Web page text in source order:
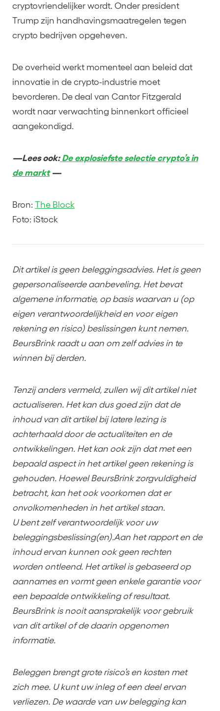
cryptovriendelijker wordt. Onder president
Trump zijn handhavingsmaatregelen tegen
crypto bedrijven opgeheven.
De overheid werkt momenteel aan beleid dat
innovatie in de crypto-industrie moet
bevorderen. De deal van Cantor Fitzgerald
wordt naar verwachting binnenkort officieel
aangekondigd.
—Lees ook: De explosiefste selectie crypto’s in
de markt —
Bron: The Block
Foto: iStock
Dit artikel is geen beleggingsadvies. Het is geen
gepersonaliseerde aanbeveling. Het bevat
algemene informatie, op basis waarvan u (op
eigen verantwoordelijkheid en voor eigen
rekening en risico) beslissingen kunt nemen.
BeursBrink raadt u aan om zelf advies in te
winnen bij derden.
Tenzij anders vermeld, zullen wij dit artikel niet
actualiseren. Het kan dus goed zijn dat de
inhoud van dit artikel bij latere lezing is
achterhaald door de actualiteiten en de
ontwikkelingen. Het kan ook zijn dat met een
bepaald aspect in het artikel geen rekening is
gehouden. Hoewel BeursBrink zorgvuldigheid
betracht, kan het ook voorkomen dat er
onvolkomenheden in het artikel staan.
U bent zelf verantwoordelijk voor uw
beleggingsbeslissing(en).Aan het rapport en de
inhoud ervan kunnen ook geen rechten
worden ontleend. Het artikel is gebaseerd op
aannames en vormt geen enkele garantie voor
een bepaalde ontwikkeling of resultaat.
BeursBrink is nooit aansprakelijk voor gebruik
van dit artikel of de daarin opgenomen
informatie.
Beleggen brengt grote risico’s en kosten met
zich mee. U kunt uw inleg of een deel ervan
verliezen. De waarde van uw belegging kan